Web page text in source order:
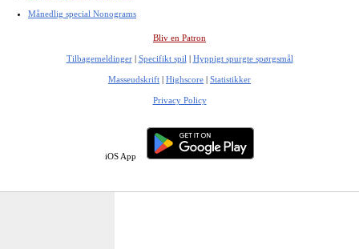
Månedlig special Nonograms
Bliv en Patron
Tilbagemeldinger| Specifikt spil | Hyppigt spurgte spørgsmål
Masseudskrift | Highscore | Statistikker
Privacy Policy
iOS App